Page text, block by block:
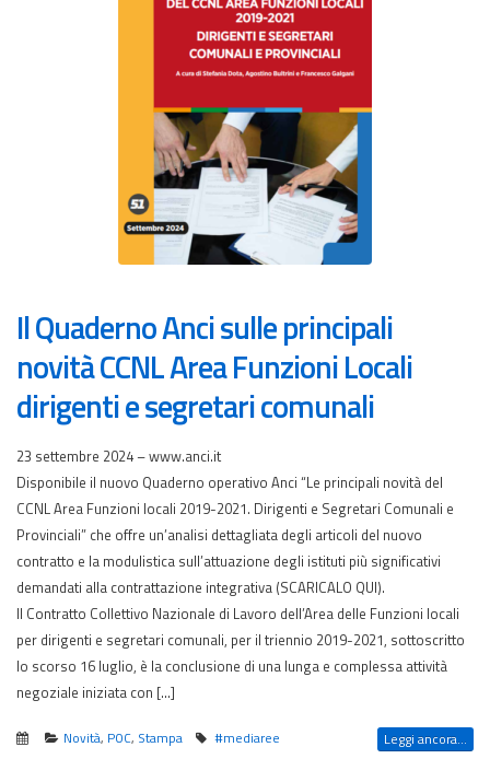
Il Quaderno Anci sulle principali
novità CCNL Area Funzioni Locali
dirigenti e segretari comunali
23 settembre 2024 – www.anci.it
Disponibile il nuovo Quaderno operativo Anci “Le principali novità del
CCNL Area Funzioni locali 2019-2021. Dirigenti e Segretari Comunali e
Provinciali” che offre un’analisi dettagliata degli articoli del nuovo
contratto e la modulistica sull’attuazione degli istituti più significativi
demandati alla contrattazione integrativa (SCARICALO QUI).
Il Contratto Collettivo Nazionale di Lavoro dell’Area delle Funzioni locali
per dirigenti e segretari comunali, per il triennio 2019-2021, sottoscritto
lo scorso 16 luglio, è la conclusione di una lunga e complessa attività
negoziale iniziata con […]
Novità, POC, Stampa #mediaree Leggi ancora...